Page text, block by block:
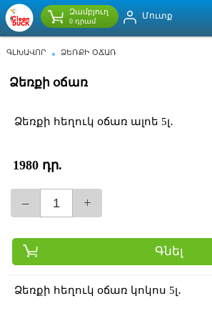
Զամբյուղ
0 դրամ
Մուտք
ԳԼԽԱՎՈՐ ՁԵՌՔԻ ՕՃԱՌ
Ձեռքի օճառ
Ձեռքի հեղուկ օճառ ալոե 5լ․
1980 դր.
– +
Գնել
Ձեռքի հեղուկ օճառ կոկոս 5լ․